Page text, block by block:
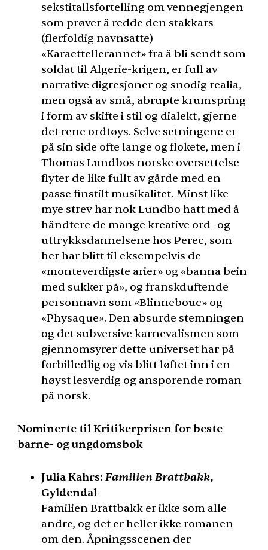
sekstitallsfortelling om vennegjengen
som prøver å redde den stakkars
(flerfoldig navnsatte)
«Karaettellerannet» fra å bli sendt som
soldat til Algerie-krigen, er full av
narrative digresjoner og snodig realia,
men også av små, abrupte krumspring
i form av skifte i stil og dialekt, gjerne
det rene ordtøys. Selve setningene er
på sin side ofte lange og flokete, men i
Thomas Lundbos norske oversettelse
flyter de like fullt av gårde med en
passe finstilt musikalitet. Minst like
mye strev har nok Lundbo hatt med å
håndtere de mange kreative ord- og
uttrykksdannelsene hos Perec, som
her har blitt til eksempelvis de
«monteverdigste arier» og «banna bein
med sukker på», og franskduftende
personnavn som «Blinnebouc» og
«Physaque». Den absurde stemningen
og det subversive karnevalismen som
gjennomsyrer dette universet har på
forbilledlig og vis blitt løftet inn i en
høyst lesverdig og ansporende roman
på norsk.
Nominerte til Kritikerprisen for beste
barne- og ungdomsbok
Julia Kahrs: Familien Brattbakk,
Gyldendal
Familien Brattbakk er ikke som alle
andre, og det er heller ikke romanen
om den. Åpningsscenen der